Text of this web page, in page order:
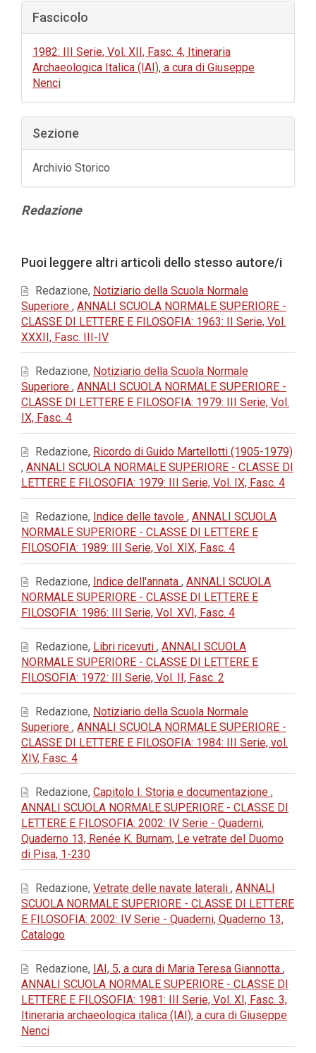
Fascicolo
1982: III Serie, Vol. XII, Fasc. 4, Itineraria
Archaeologica Italica (IAI), a cura di Giuseppe
Nenci
Sezione
Archivio Storico
Contenuto
Redazione
dell'articolo
Puoi leggere altri articoli dello stesso autore/i
Redazione, Notiziario della Scuola Normale
Superiore , ANNALI SCUOLA NORMALE SUPERIORE -
CLASSE DI LETTERE E FILOSOFIA: 1963: II Serie, Vol.
XXXII, Fasc. III-IV
Redazione, Notiziario della Scuola Normale
Superiore , ANNALI SCUOLA NORMALE SUPERIORE -
CLASSE DI LETTERE E FILOSOFIA: 1979: III Serie, Vol.
IX, Fasc. 4
Redazione, Ricordo di Guido Martellotti (1905-1979)
, ANNALI SCUOLA NORMALE SUPERIORE - CLASSE DI
LETTERE E FILOSOFIA: 1979: III Serie, Vol. IX, Fasc. 4
Redazione, Indice delle tavole , ANNALI SCUOLA
NORMALE SUPERIORE - CLASSE DI LETTERE E
FILOSOFIA: 1989: III Serie, Vol. XIX, Fasc. 4
Redazione, Indice dell'annata , ANNALI SCUOLA
NORMALE SUPERIORE - CLASSE DI LETTERE E
FILOSOFIA: 1986: III Serie, Vol. XVI, Fasc. 4
Redazione, Libri ricevuti , ANNALI SCUOLA
NORMALE SUPERIORE - CLASSE DI LETTERE E
FILOSOFIA: 1972: III Serie, Vol. II, Fasc. 2
Redazione, Notiziario della Scuola Normale
Superiore , ANNALI SCUOLA NORMALE SUPERIORE -
CLASSE DI LETTERE E FILOSOFIA: 1984: III Serie, vol.
XIV, Fasc. 4
Redazione, Capitolo I. Storia e documentazione ,
ANNALI SCUOLA NORMALE SUPERIORE - CLASSE DI
LETTERE E FILOSOFIA: 2002: IV Serie - Quaderni,
Quaderno 13, Renée K. Burnam, Le vetrate del Duomo
di Pisa, 1-230
Redazione, Vetrate delle navate laterali , ANNALI
SCUOLA NORMALE SUPERIORE - CLASSE DI LETTERE
E FILOSOFIA: 2002: IV Serie - Quaderni, Quaderno 13,
Catalogo
Redazione, IAI, 5, a cura di Maria Teresa Giannotta ,
ANNALI SCUOLA NORMALE SUPERIORE - CLASSE DI
LETTERE E FILOSOFIA: 1981: III Serie, Vol. XI, Fasc. 3,
Itineraria archaeologica italica (IAI), a cura di Giuseppe
Nenci